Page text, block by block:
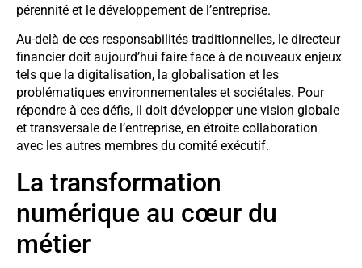
pérennité et le développement de l’entreprise.
Au-delà de ces responsabilités traditionnelles, le directeur
financier doit aujourd’hui faire face à de nouveaux enjeux
tels que la digitalisation, la globalisation et les
problématiques environnementales et sociétales. Pour
répondre à ces défis, il doit développer une vision globale
et transversale de l’entreprise, en étroite collaboration
avec les autres membres du comité exécutif.
La transformation
numérique au cœur du
métier